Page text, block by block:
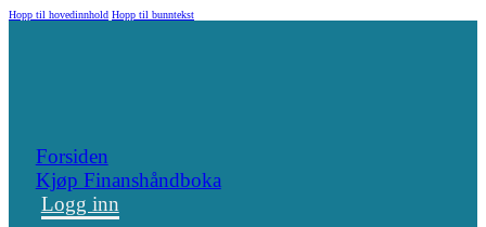
Hopp til hovedinnhold Hopp til bunntekst
Forsiden
Kjøp Finanshåndboka
Logg inn